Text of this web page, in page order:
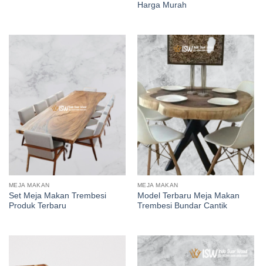
Harga Murah
MEJA MAKAN
Set Meja Makan Trembesi
Produk Terbaru
MEJA MAKAN
Model Terbaru Meja Makan
Trembesi Bundar Cantik